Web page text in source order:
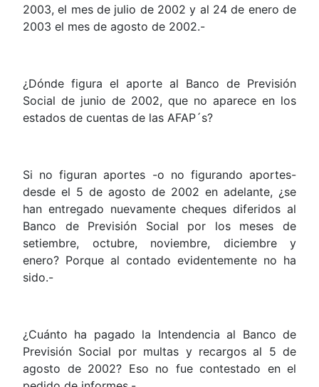
2003, el mes de julio de 2002 y al 24 de enero de
2003 el mes de agosto de 2002.-
¿Dónde figura el aporte al Banco de Previsión
Social de junio de 2002, que no aparece en los
estados de cuentas de las AFAP´s?
Si no figuran aportes -o no figurando aportes-
desde el 5 de agosto de 2002 en adelante, ¿se
han entregado nuevamente cheques diferidos al
Banco de Previsión Social por los meses de
setiembre, octubre, noviembre, diciembre y
enero? Porque al contado evidentemente no ha
sido.-
¿Cuánto ha pagado la Intendencia al Banco de
Previsión Social por multas y recargos al 5 de
agosto de 2002? Eso no fue contestado en el